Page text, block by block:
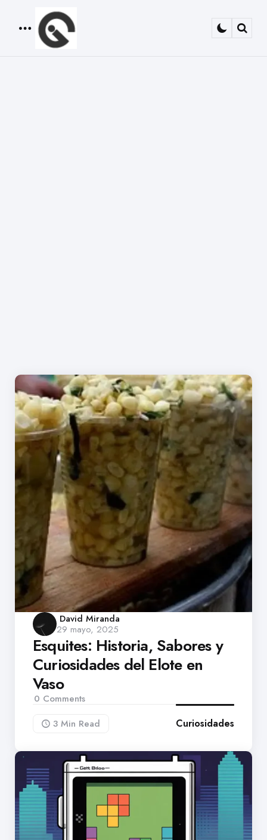
Menu
Posted
by
David Miranda
29 mayo, 2025
Esquites: Historia, Sabores y
Curiosidades del Elote en
Vaso
0 Comments
3 Min Read Curiosidades